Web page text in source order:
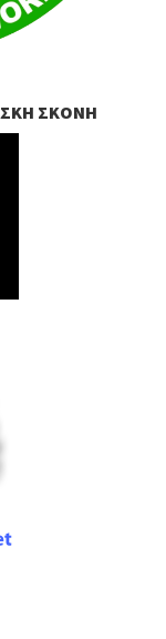
ΣΚΌΝΗ